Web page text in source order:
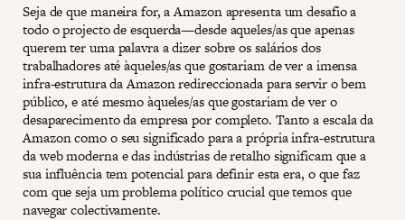
Seja de que maneira for, a Amazon apresenta um desafio a
todo o projecto de esquerda—desde aqueles/as que apenas
querem ter uma palavra a dizer sobre os salários dos
trabalhadores até àqueles/as que gostariam de ver a imensa
infra-estrutura da Amazon redireccionada para servir o bem
público, e até mesmo àqueles/as que gostariam de ver o
desaparecimento da empresa por completo. Tanto a escala da
Amazon como o seu significado para a própria infra-estrutura
da web moderna e das indústrias de retalho significam que a
sua influência tem potencial para definir esta era, o que faz
com que seja um problema político crucial que temos que
navegar colectivamente.